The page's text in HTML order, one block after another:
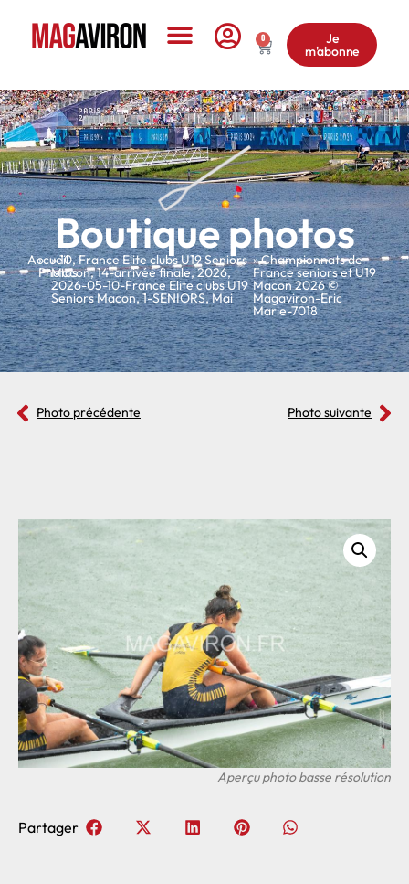
0 Je
m'abonne
Boutique photos
Accueil
»
Photos
»10,France Elite clubs U19 Seniors
Macon,14-arrivée finale,2026,
2026-05-10-France Elite clubs U19
Seniors Macon,1-SENIORS,Mai
» Championnats de
France seniors et U19
Macon 2026 ©
Magaviron-Eric
Marie-7018
Photo précédente Photo suivante
Partager